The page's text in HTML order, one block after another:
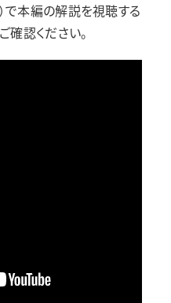
本編の解説を視聴する
確認ください。